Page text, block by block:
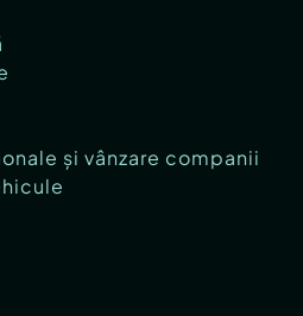
și vânzare companii